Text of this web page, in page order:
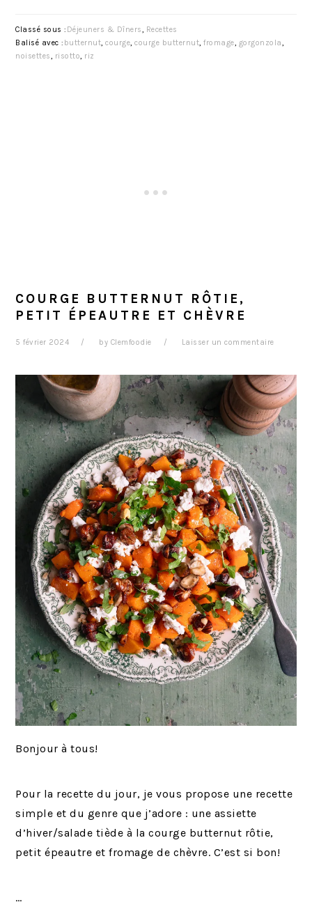
Classé sous : Déjeuners & Dîners, Recettes
Balisé avec : butternut,courge,courge butternut,fromage, gorgonzola,
noisettes, risotto, riz
COURGE BUTTERNUT RÔTIE,
PETIT ÉPEAUTRE ET CHÈVRE
5 février 2024 by Clemfoodie Laisser un commentaire
Bonjour à tous!
Pour la recette du jour, je vous propose une recette
simple et du genre que j’adore : une assiette
d’hiver/salade tiède à la courge butternut rôtie,
petit épeautre et fromage de chèvre. C’est si bon!
…